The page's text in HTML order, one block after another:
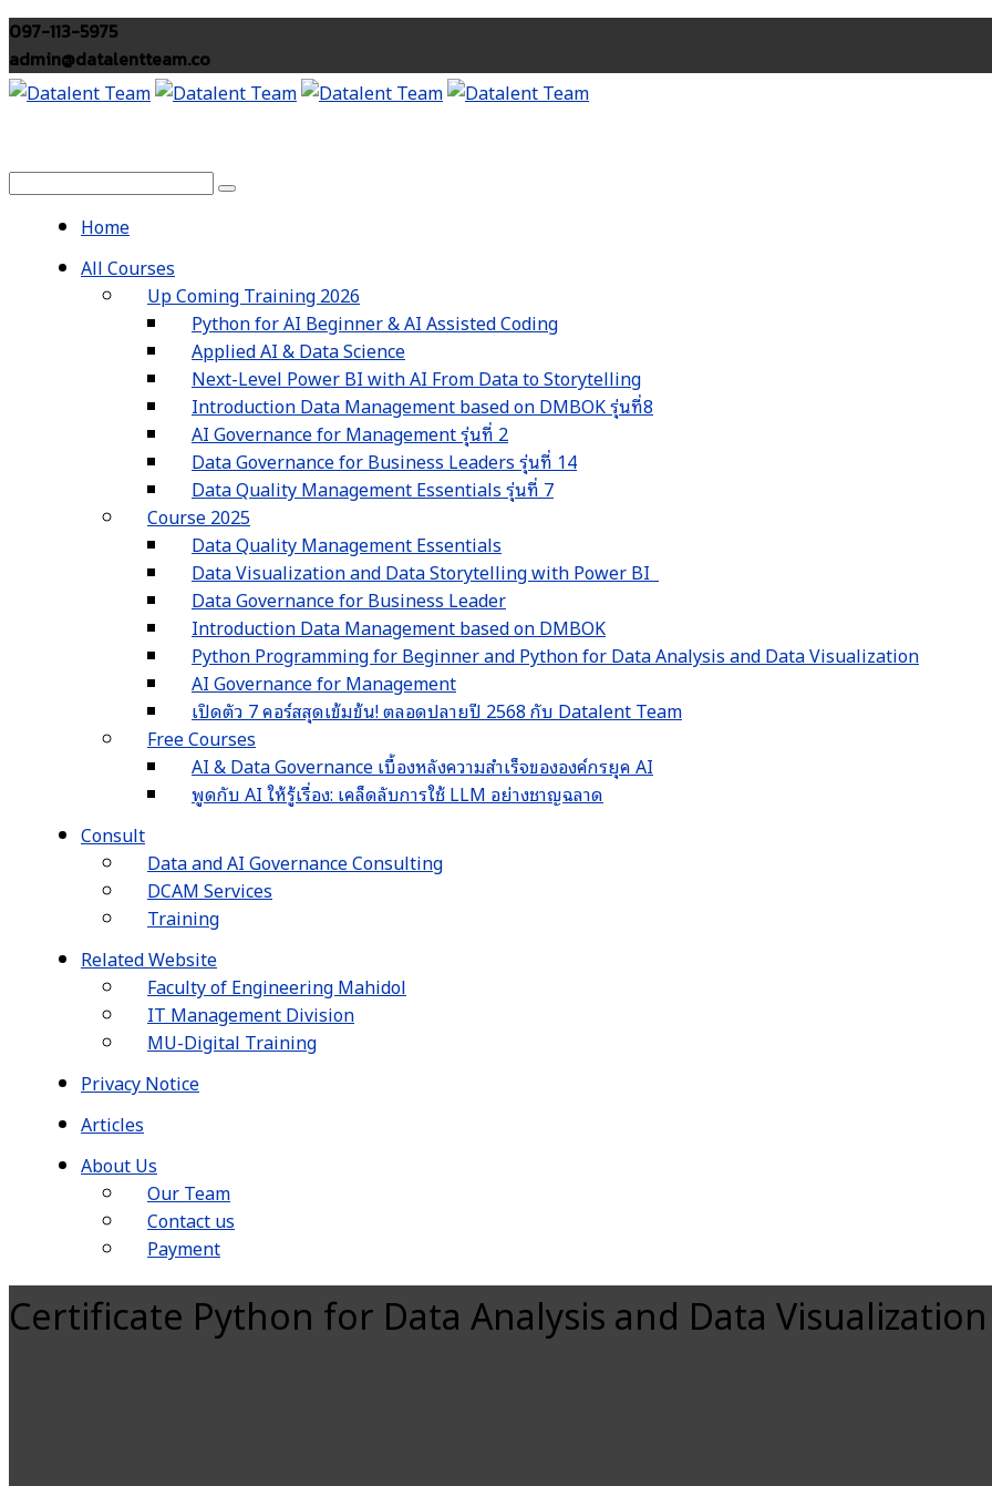
097-113-5975
admin@datalentteam.co
Home
All Courses
Up Coming Training 2026
Python for AI Beginner & AI Assisted Coding
Applied AI & Data Science
Next-Level Power BI with AI From Data to Storytelling
Introduction Data Management based on DMBOK รุ่นที่8
AI Governance for Management รุ่นที่ 2
Data Governance for Business Leaders รุ่นที่ 14
Data Quality Management Essentials รุ่นที่ 7
Course 2025
Data Quality Management Essentials
Data Visualization and Data Storytelling with Power BI
Data Governance for Business Leader
Introduction Data Management based on DMBOK
Python Programming for Beginner and Python for Data Analysis and Data Visualization
AI Governance for Management
เปิดตัว 7 คอร์สสุดเข้มข้น! ตลอดปลายปี 2568 กับ Datalent Team
Free Courses
AI & Data Governance เบื้องหลังความสำเร็จขององค์กรยุค AI
พูดกับ AI ให้รู้เรื่อง: เคล็ดลับการใช้ LLM อย่างชาญฉลาด
Consult
Data and AI Governance Consulting
DCAM Services
Training
Related Website
Faculty of Engineering Mahidol
IT Management Division
MU-Digital Training
Privacy Notice
Articles
About Us
Our Team
Contact us
Payment
Certificate Python for Data Analysis and Data